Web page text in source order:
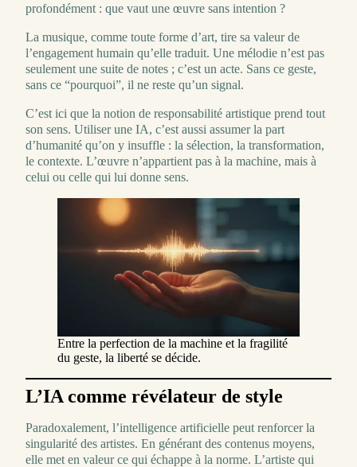
profondément : que vaut une œuvre sans intention ?
La musique, comme toute forme d’art, tire sa valeur de
l’engagement humain qu’elle traduit. Une mélodie n’est pas
seulement une suite de notes ; c’est un acte. Sans ce geste,
sans ce “pourquoi”, il ne reste qu’un signal.
C’est ici que la notion de responsabilité artistique prend tout
son sens. Utiliser une IA, c’est aussi assumer la part
d’humanité qu’on y insuffle : la sélection, la transformation,
le contexte. L’œuvre n’appartient pas à la machine, mais à
celui ou celle qui lui donne sens.
Entre la perfection de la machine et la fragilité
du geste, la liberté se décide.
L’IA comme révélateur de style
Paradoxalement, l’intelligence artificielle peut renforcer la
singularité des artistes. En générant des contenus moyens,
elle met en valeur ce qui échappe à la norme. L’artiste qui